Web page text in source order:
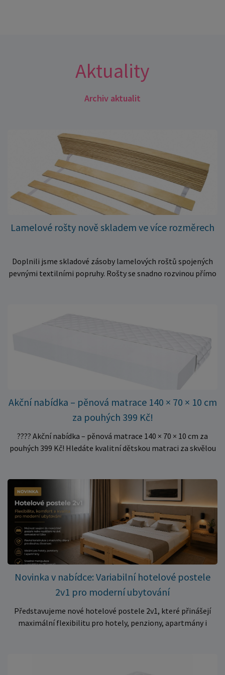
Aktuality
Archiv aktualit
Lamelové rošty nově skladem ve více rozměrech
Doplnili jsme skladové zásoby lamelových roštů spojených
pevnými textilními popruhy. Rošty se snadno rozvinou přímo
množství kusů, proto můžeme objednávky rychle expedovat.
Vyberte si vhodný rozměr a dopřejte své matraci kvalitní
podklad za výhodnou cenu.
Akční nabídka – pěnová matrace 140 × 70 × 10 cm
za pouhých 399 Kč!
???? Akční nabídka – pěnová matrace 140 × 70 × 10 cm za
pouhých 399 Kč! Hledáte kvalitní dětskou matraci za skvělou
✅ Pohodlné pěnové jádro pro komfortní spánek dítěte ✅
Skvělá volba do dětských postýlek ✅ Výjimečně výhodná cena
– jen 399 Kč Využijte této mimořádné nabídky a pořiďte
kvalitní matraci za cenu, která patří k nejvýhodnějším na
trhu. Akce platí pouze do vyprodání zásob. Nakupujte chytře a
ušetřete!
Novinka v nabídce: Variabilní hotelové postele
2v1 pro moderní ubytování
Představujeme nové hotelové postele 2v1, které přinášejí
maximální flexibilitu pro hotely, penziony, apartmány i